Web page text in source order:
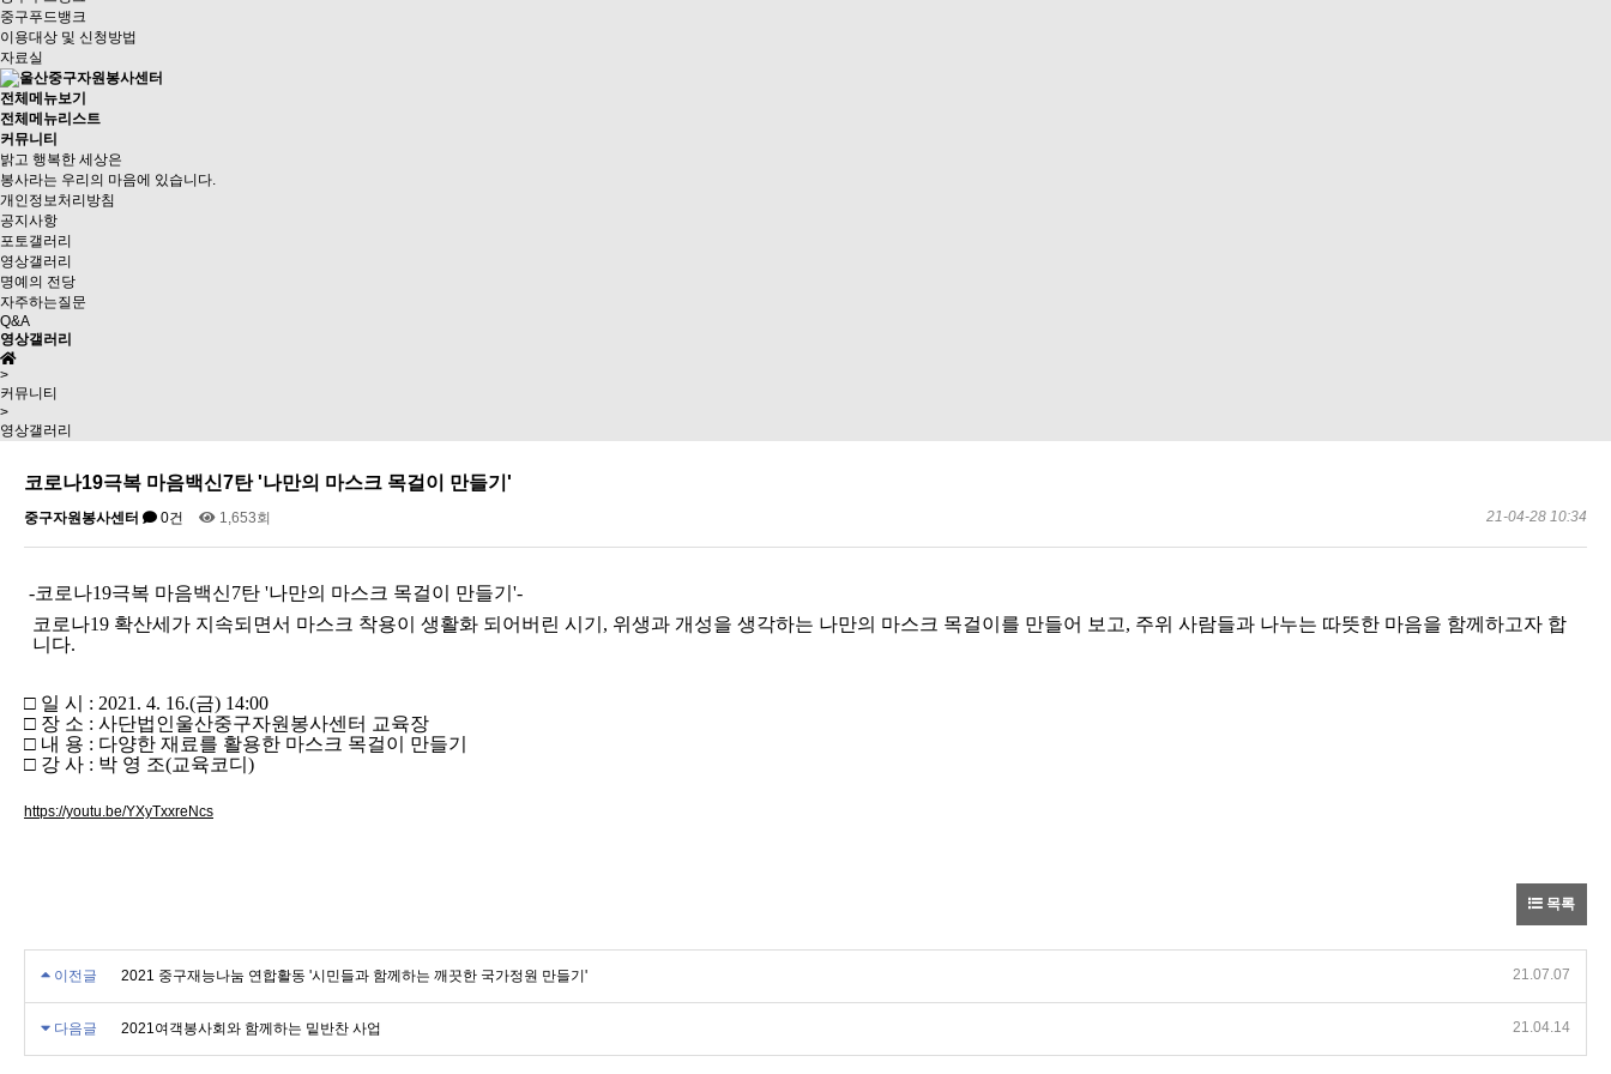
중구푸드뱅크
이용대상 및 신청방법
자료실
전체메뉴보기
전체메뉴리스트
커뮤니티
밝고 행복한 세상은
봉사라는 우리의 마음에 있습니다.
개인정보처리방침
공지사항
포토갤러리
영상갤러리
명예의 전당
자주하는질문
Q&A
영상갤러리
>
커뮤니티
>
영상갤러리
코로나19극복 마음백신7탄 '나만의 마스크 목걸이 만들기'
중구자원봉사센터 0건 1,653회 21-04-28 10:34
-코로나19극복 마음백신7탄 '나만의 마스크 목걸이 만들기'-
코로나19 확산세가 지속되면서 마스크 착용이 생활화 되어버린 시기 , 위생과 개성을 생각하는 나만의 마스크 목걸이를 만들어 보고, 주위 사람들과 나누는 따뜻한 마음을 함께하고자 합
니다.
□ 일 시 : 2021. 4. 16.(금) 14:00
□ 장 소 : 사단법인울산중구자원봉사센터 교육장
□ 내 용 : 다양한 재료를 활용한 마스크 목걸이 만들기
□ 강 사 : 박 영 조(교육코디 )
https://youtu.be/YXyTxxreNcs
목록
이전글 2021 중구재능나눔 연합활동 '시민들과 함께하는 깨끗한 국가정원 만들기' 21.07.07
다음글 2021여객봉사회와 함께하는 밑반찬 사업 21.04.14